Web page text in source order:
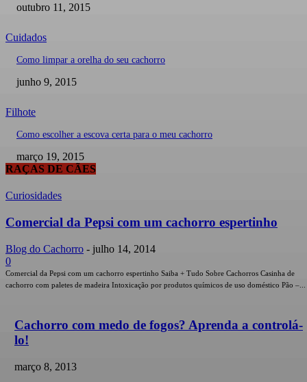
outubro 11, 2015
Cuidados
Como limpar a orelha do seu cachorro
junho 9, 2015
Filhote
Como escolher a escova certa para o meu cachorro
março 19, 2015
RAÇAS DE CÃES
Curiosidades
Comercial da Pepsi com um cachorro espertinho
Blog do Cachorro - julho 14, 2014
0
Comercial da Pepsi com um cachorro espertinho Saiba + Tudo Sobre Cachorros Casinha de
cachorro com paletes de madeira Intoxicação por produtos químicos de uso doméstico Pão –...
Cachorro com medo de fogos? Aprenda a controlá-
lo!
março 8, 2013